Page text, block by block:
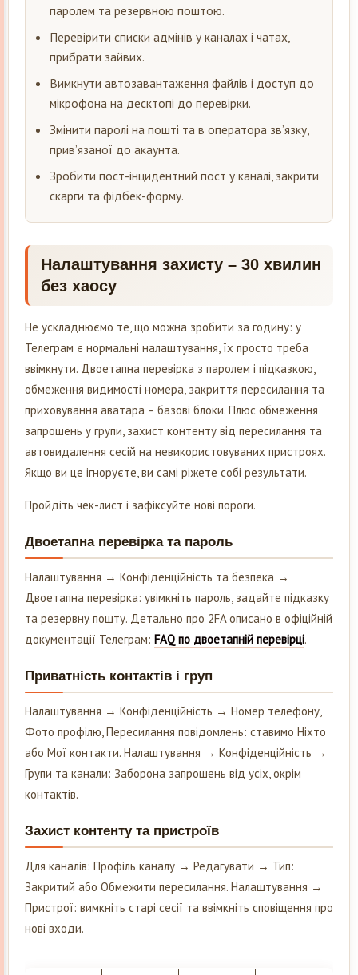
паролем та резервною поштою.
Перевірити списки адмінів у каналах і чатах,
прибрати зайвих.
Вимкнути автозавантаження файлів і доступ до
мікрофона на десктопі до перевірки.
Змінити паролі на пошті та в оператора зв’язку,
прив’язаної до акаунта.
Зробити пост-інцидентний пост у каналі, закрити
скарги та фідбек-форму.
Налаштування захисту – 30 хвилин
без хаосу
Не ускладнюємо те, що можна зробити за годину: у
Телеграм є нормальні налаштування, їх просто треба
ввімкнути. Двоетапна перевірка з паролем і підказкою,
обмеження видимості номера, закриття пересилання та
приховування аватара – базові блоки. Плюс обмеження
запрошень у групи, захист контенту від пересилання та
автовидалення сесій на невикористовуваних пристроях.
Якщо ви це ігноруєте, ви самі ріжете собі результати.
Пройдіть чек-лист і зафіксуйте нові пороги.
Двоетапна перевірка та пароль
Налаштування → Конфіденційність та безпека →
Двоетапна перевірка: увімкніть пароль, задайте підказку
та резервну пошту. Детально про 2FA описано в офіційній
документації Телеграм: FAQ по двоетапній перевірці.
Приватність контактів і груп
Налаштування → Конфіденційність → Номер телефону,
Фото профілю, Пересилання повідомлень: ставимо Ніхто
або Мої контакти. Налаштування → Конфіденційність →
Групи та канали: Заборона запрошень від усіх, окрім
контактів.
Захист контенту та пристроїв
Для каналів: Профіль каналу → Редагувати → Тип:
Закритий або Обмежити пересилання. Налаштування →
Пристрої: вимкніть старі сесії та ввімкніть сповіщення про
нові входи.